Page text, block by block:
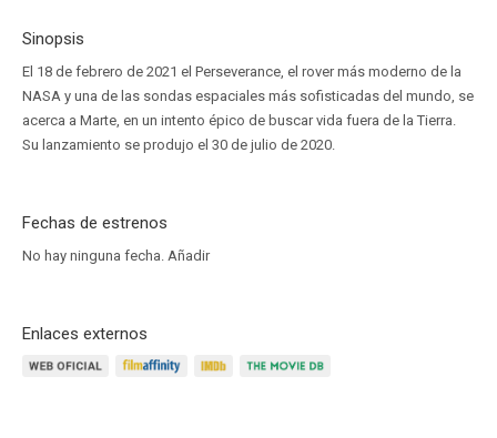
Sinopsis
El 18 de febrero de 2021 el Perseverance, el rover más moderno de la
NASA y una de las sondas espaciales más sofisticadas del mundo, se
acerca a Marte, en un intento épico de buscar vida fuera de la Tierra.
Su lanzamiento se produjo el 30 de julio de 2020.
Fechas de estrenos
No hay ninguna fecha. Añadir
Enlaces externos